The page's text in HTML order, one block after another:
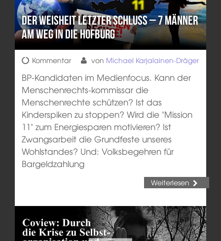
Der Weisheit letzter Schluss – 7 Männer
am Weg in die Hofburg
Kommentar von Michael Karjalainen-Dräger
BP-Kandidaten im Medienfocus. Kann der
Menschenrechts-kommissar die
Menschenrechte schützen? Ist das
Kinderspiken zu stoppen? Wird die "Mission
11" zum Energiesparen motivieren? Ist
Zwangsarbeit die Grundfeste unseres
Wohlstandes? Und: Volksbegehren für
Bargeldzahlung
Weiterlesen